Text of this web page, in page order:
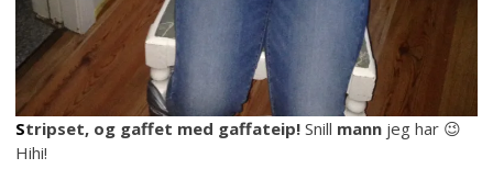
Stripset, og gaffet med gaffateip! Snill mann jeg har 😉
Hihi!